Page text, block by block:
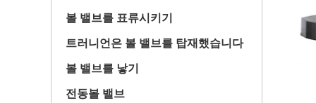
볼 밸브를 표류시키기
트러니언은 볼 밸브를 탑재했습니다
볼 밸브를 낳기
전동볼 밸브